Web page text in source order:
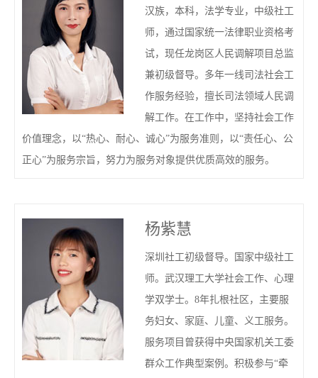
汉族，本科，法学专业，中级社工
师，通过国家统一法律职业资格考
试，现任龙岗区人民调解项目总监
兼初级督导。多年一线司法社会工
作服务经验，擅长司法领域人民调
解工作。在工作中，坚持社会工作
价值理念，以“热心、耐心、诚心”为服务准则，以“责任心、公
正心”为服务宗旨，努力为服务对象提供优质高效的服务。
杨紫慧
深圳社工初级督导。国家中级社工
师。武汉理工大学社会工作、心理
学双学士。8年扎根社区，主要服
务妇女、家庭、儿童、义工服务。
服务项目曾获得中央国家机关工委
群众工作典型案例。积极参与“牵